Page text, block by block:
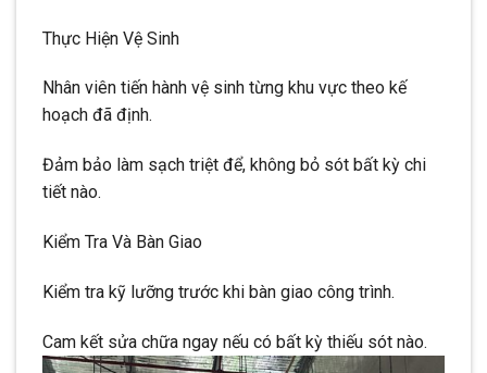
Thực Hiện Vệ Sinh
Nhân viên tiến hành vệ sinh từng khu vực theo kế
hoạch đã định.
Đảm bảo làm sạch triệt để, không bỏ sót bất kỳ chi
tiết nào.
Kiểm Tra Và Bàn Giao
Kiểm tra kỹ lưỡng trước khi bàn giao công trình.
Cam kết sửa chữa ngay nếu có bất kỳ thiếu sót nào.